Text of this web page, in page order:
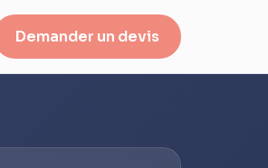
Demander un devis